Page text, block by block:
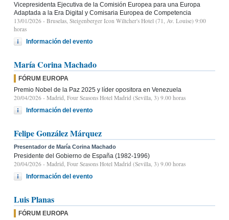
Vicepresidenta Ejecutiva de la Comisión Europea para una Europa
Adaptada a la Era Digital y Comisaria Europea de Competencia
13/01/2026 - Bruselas, Steigenberger Icon Wiltcher's Hotel (71, Av. Louise) 9:00
horas
Información del evento
María Corina Machado
FÓRUM EUROPA
Premio Nobel de la Paz 2025 y líder opositora en Venezuela
20/04/2026 - Madrid, Four Seasons Hotel Madrid (Sevilla, 3) 9.00 horas
Información del evento
Felipe González Márquez
Presentador de María Corina Machado
Presidente del Gobierno de España (1982-1996)
20/04/2026 - Madrid, Four Seasons Hotel Madrid (Sevilla, 3) 9.00 horas
Información del evento
Luis Planas
FÓRUM EUROPA